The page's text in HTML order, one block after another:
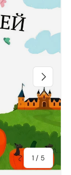
1 / из
5
Вперед